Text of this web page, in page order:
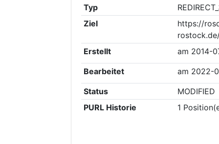
Typ
Ziel
https://
Erstellt
am 2014-
Bearbeitet am 2022-
Status
MODIFIED
PURL Historie
1